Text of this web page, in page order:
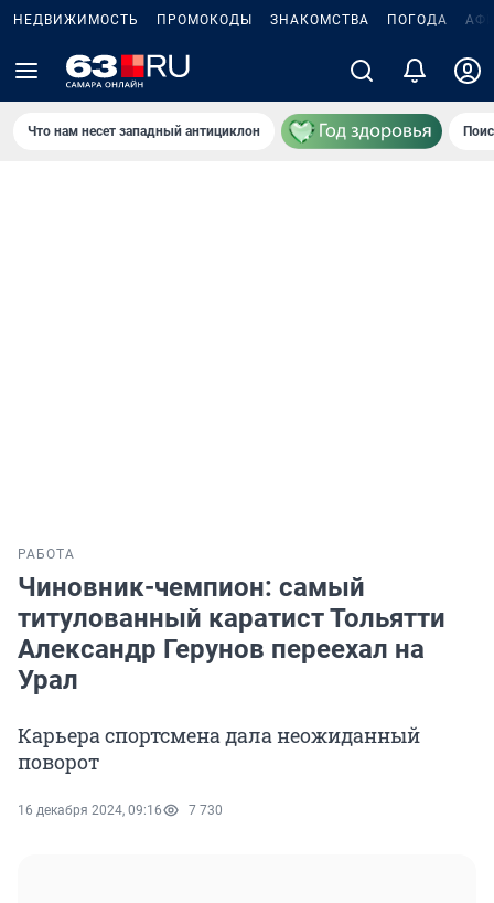
НЕДВИЖИМОСТЬ ПРОМОКОДЫ ЗНАКОМСТВА ПОГОДА
Что нам несет западный антициклон
РАБОТА
Чиновник-чемпион: самый
титулованный каратист Тольятти
Александр Герунов переехал на
Урал
Карьера спортсмена дала неожиданный
поворот
16 декабря 2024, 09:16 7 730